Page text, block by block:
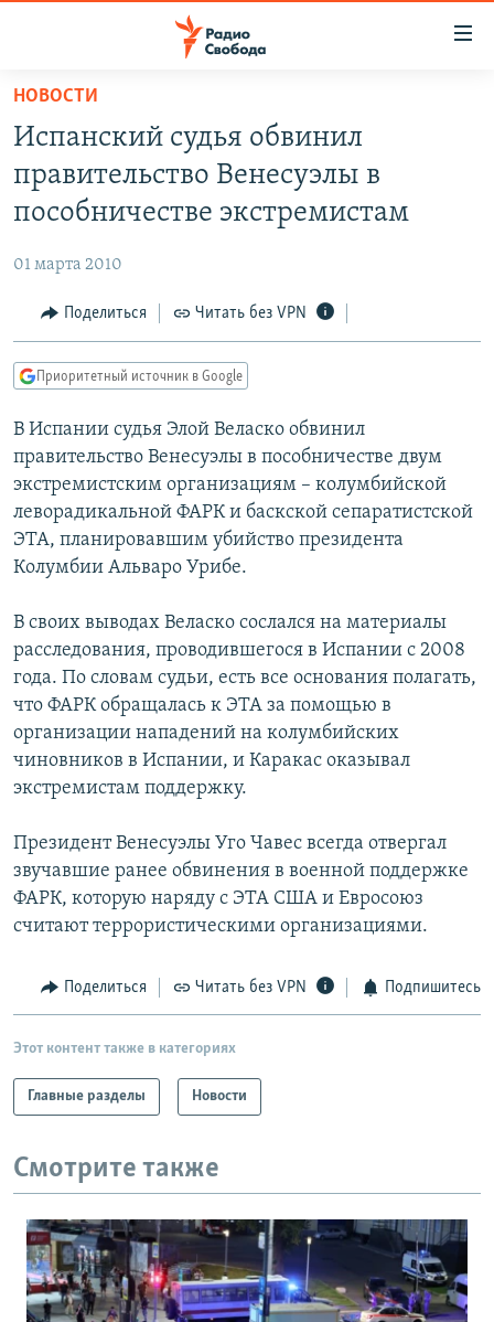
упрощенного
доступа
основному
Вернутся
Вернутся
поиску
АВТОРСКИЕ ПРОЕКТЫ
МНЕНИЯ
КУЛЬТУРА
КАВКАЗ.РЕАЛИИ
СЕВЕР.РЕАЛИИ
СИБИРЬ.РЕАЛИИ
РАСПИСАНИЕ ВЕЩАНИЯ
ПОДПИШИТЕСЬ НА РАССЫЛКУ
СОЦИАЛЬНЫЕ СЕТИ
Все сайты РСЕ/РС
НОВОСТИ
Испанский судья обвинил
правительство Венесуэлы в
пособничестве экстремистам
01 марта 2010
Поделиться Читать без VPN
Приоритетный источник в Google
В Испании судья Элой Веласко обвинил
правительство Венесуэлы в пособничестве двум
экстремистским организациям – колумбийской
леворадикальной ФАРК и баскской сепаратистской
ЭТА, планировавшим убийство президента
Колумбии Альваро Урибе.
В своих выводах Веласко сослался на материалы
расследования, проводившегося в Испании с 2008
года. По словам судьи, есть все основания полагать,
что ФАРК обращалась к ЭТА за помощью в
организации нападений на колумбийских
чиновников в Испании, и Каракас оказывал
экстремистам поддержку.
Президент Венесуэлы Уго Чавес всегда отвергал
звучавшие ранее обвинения в военной поддержке
ФАРК, которую наряду с ЭТА США и Евросоюз
считают террористическими организациями.
Поделиться Читать без VPN Подпишитесь
Этот контент также в категориях
Главные разделы Новости
Смотрите также